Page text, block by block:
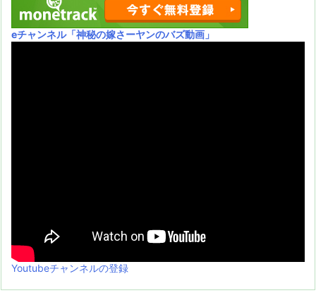
eチャンネル「神秘の嫁さーヤンのバズ動画」
Youtubeチャンネルの登録